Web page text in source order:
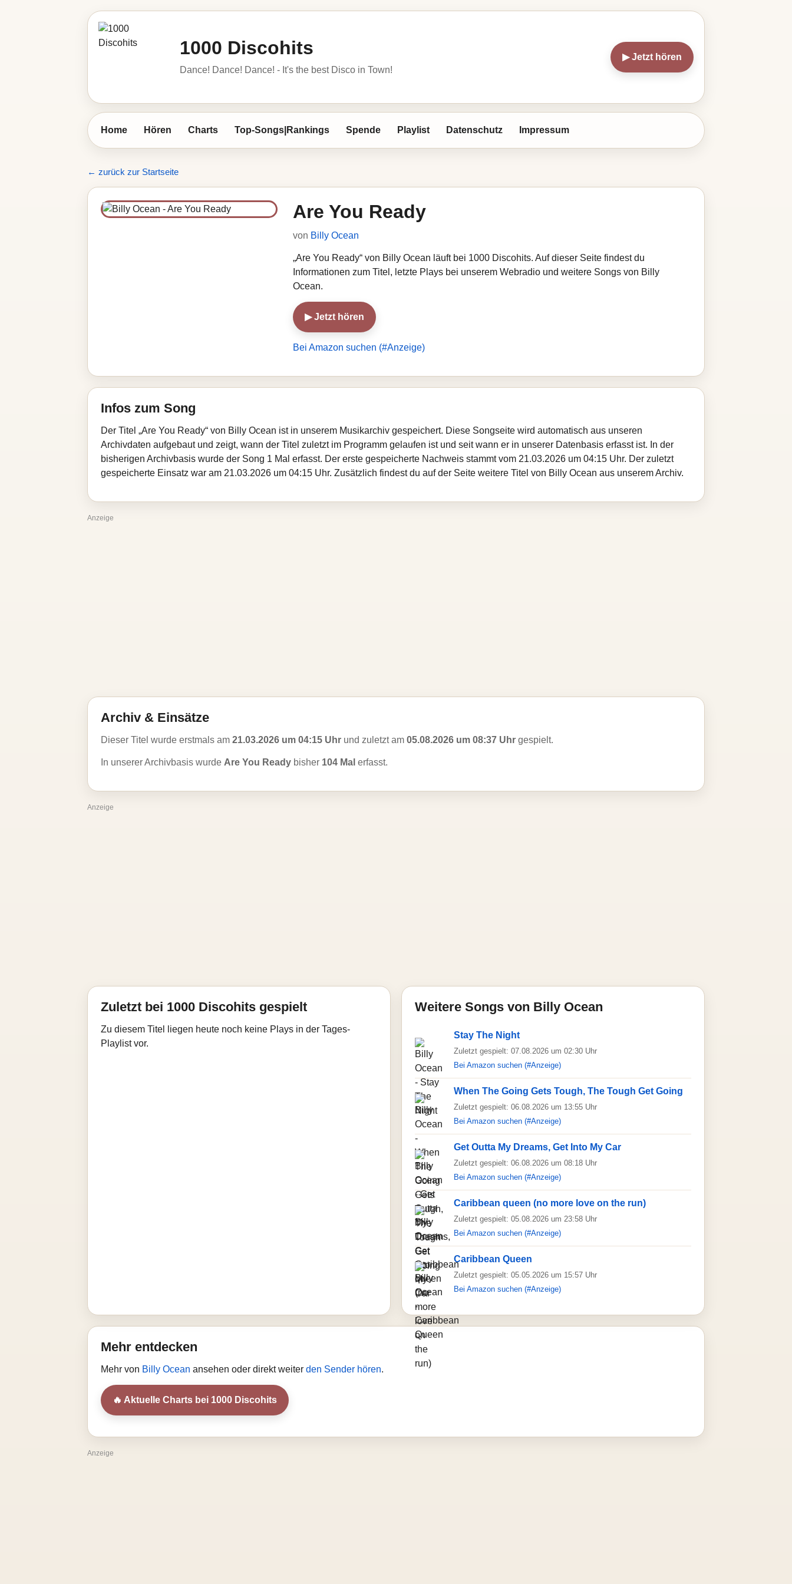
1000 Discohits
Dance! Dance! Dance! - It's the best Disco in Town!
▶ Jetzt hören
Home Hören Charts Top-Songs|Rankings Spende Playlist Datenschutz Impressum
← zurück zur Startseite
Are You Ready
von Billy Ocean
„Are You Ready“ von Billy Ocean läuft bei 1000 Discohits. Auf dieser Seite findest du
Informationen zum Titel, letzte Plays bei unserem Webradio und weitere Songs von Billy
Ocean.
▶ Jetzt hören
Bei Amazon suchen (#Anzeige)
Infos zum Song
Der Titel „Are You Ready“ von Billy Ocean ist in unserem Musikarchiv gespeichert. Diese Songseite wird automatisch aus unseren
Archivdaten aufgebaut und zeigt, wann der Titel zuletzt im Programm gelaufen ist und seit wann er in unserer Datenbasis erfasst ist. In der
bisherigen Archivbasis wurde der Song 1 Mal erfasst. Der erste gespeicherte Nachweis stammt vom 21.03.2026 um 04:15 Uhr. Der zuletzt
gespeicherte Einsatz war am 21.03.2026 um 04:15 Uhr. Zusätzlich findest du auf der Seite weitere Titel von Billy Ocean aus unserem Archiv.
Anzeige
Archiv & Einsätze
Dieser Titel wurde erstmals am 21.03.2026 um 04:15 Uhr und zuletzt am 05.08.2026 um 08:37 Uhr gespielt.
In unserer Archivbasis wurde Are You Ready bisher 104 Mal erfasst.
Anzeige
Zuletzt bei 1000 Discohits gespielt
Zu diesem Titel liegen heute noch keine Plays in der Tages-
Playlist vor.
Weitere Songs von Billy Ocean
Stay The Night
Zuletzt gespielt: 07.08.2026 um 02:30 Uhr
Bei Amazon suchen (#Anzeige)
When The Going Gets Tough, The Tough Get Going
Zuletzt gespielt: 06.08.2026 um 13:55 Uhr
Bei Amazon suchen (#Anzeige)
Get Outta My Dreams, Get Into My Car
Zuletzt gespielt: 06.08.2026 um 08:18 Uhr
Bei Amazon suchen (#Anzeige)
Caribbean queen (no more love on the run)
Zuletzt gespielt: 05.08.2026 um 23:58 Uhr
Bei Amazon suchen (#Anzeige)
Caribbean Queen
Zuletzt gespielt: 05.05.2026 um 15:57 Uhr
Bei Amazon suchen (#Anzeige)
Mehr entdecken
Mehr von Billy Ocean ansehen oder direkt weiter den Sender hören.
🔥 Aktuelle Charts bei 1000 Discohits
Anzeige